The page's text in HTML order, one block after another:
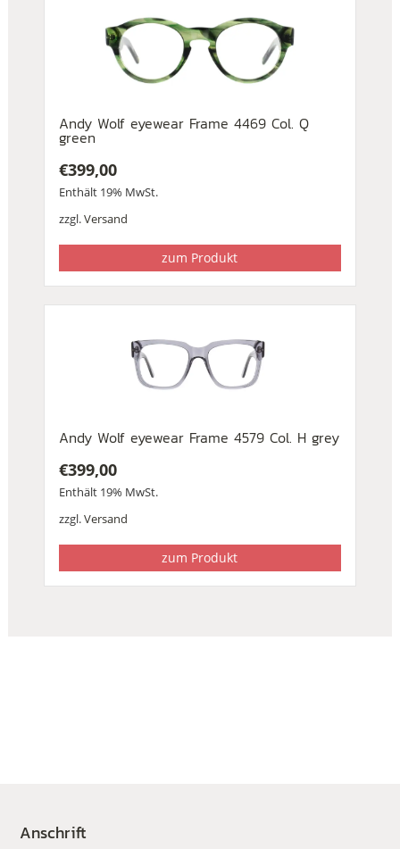
Andy Wolf eyewear Frame 4469 Col. Q
green
€399,00
Enthält 19% MwSt.
zzgl.Versand
zum Produkt
Andy Wolf eyewear Frame 4579 Col. H grey
€399,00
Enthält 19% MwSt.
zzgl.Versand
zum Produkt
Anschrift